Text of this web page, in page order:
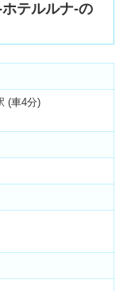
テルルナ-の
(車4分)